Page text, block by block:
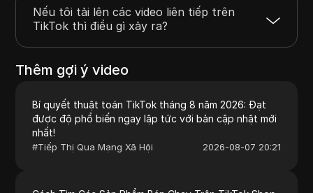
Nếu tôi tải lên các video liên tiếp trên
TikTok thì điều gì xảy ra?
Thêm gợi ý video
Bí quyết thuật toán TikTok tháng 8 năm 2026: Đạt
được độ phổ biến ngay lập tức với bản cập nhật mới
nhất!
#Tiếp Thị Qua Mạng Xã Hội 2026-08-07 20:21